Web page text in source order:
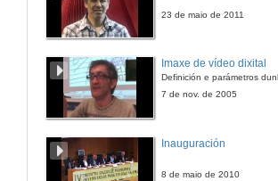
23 de maio de 2011
Imaxe de vídeo dixital
7 de nov. de 2005
Inauguración
8 de maio de 2010